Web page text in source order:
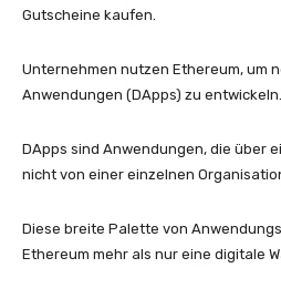
Gutscheine kaufen.
Unternehmen nutzen Ethereum, um
Anwendungen (DApps) zu entwickeln.
DApps sind Anwendungen, die über
nicht von einer einzelnen
Diese breite Palette von
Ethereum mehr als nur eine digitale